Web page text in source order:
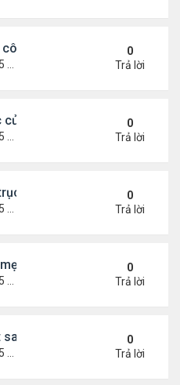
dân theo nơi sinh, mở
0
Trả lời
Thẩm Thuý Hằng
0
Trả lời
lợi bảo hiểm
0
Trả lời
thua kém người khác"
0
Trả lời
nhiều năm ở ẩn
0
Trả lời